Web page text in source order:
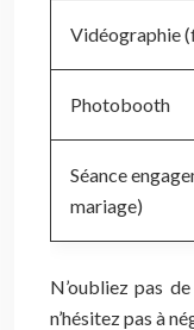
Vidéographie
Photobooth
Séance
mariage)
N’oubliez pas
n’hésitez pas à